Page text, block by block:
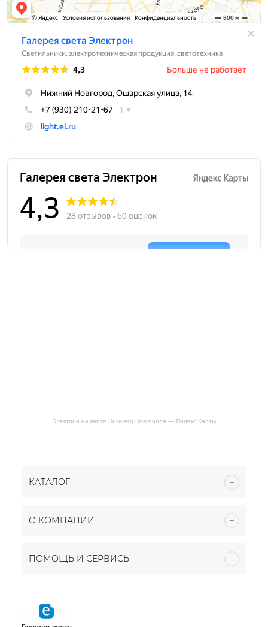
Электрон на карте Нижнего Новгорода — Яндекс Карты
КАТАЛОГ
О КОМПАНИИ
ПОМОЩЬ И СЕРВИСЫ